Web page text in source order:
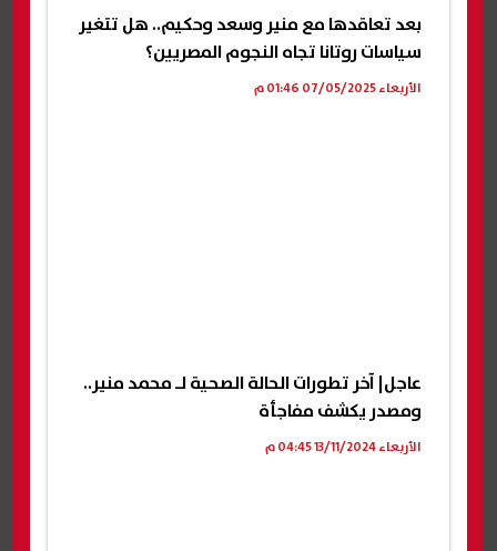
بعد تعاقدها مع منير وسعد وحكيم.. هل تتغير
سياسات روتانا تجاه النجوم المصريين؟
الأربعاء 07/05/2025 01:46 م
عاجل| آخر تطورات الحالة الصحية لـ محمد منير..
ومصدر يكشف مفاجأة
الأربعاء 13/11/2024 04:45 م